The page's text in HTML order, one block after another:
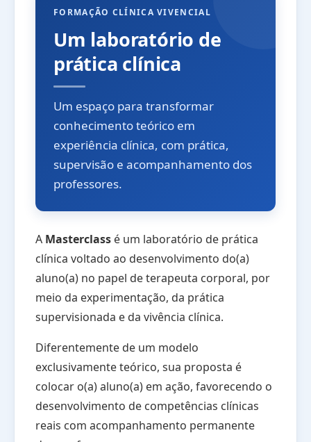
FORMAÇÃO CLÍNICA VIVENCIAL
Um laboratório de
prática clínica
Um espaço para transformar
conhecimento teórico em
experiência clínica, com prática,
supervisão e acompanhamento dos
professores.
A Masterclass é um laboratório de prática
clínica voltado ao desenvolvimento do(a)
aluno(a) no papel de terapeuta corporal, por
meio da experimentação, da prática
supervisionada e da vivência clínica.
Diferentemente de um modelo
exclusivamente teórico, sua proposta é
colocar o(a) aluno(a) em ação, favorecendo o
desenvolvimento de competências clínicas
reais com acompanhamento permanente